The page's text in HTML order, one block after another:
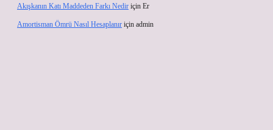
Akışkanın Katı Maddeden Farkı Nedir için Er
Amortisman Ömrü Nasıl Hesaplanır için admin